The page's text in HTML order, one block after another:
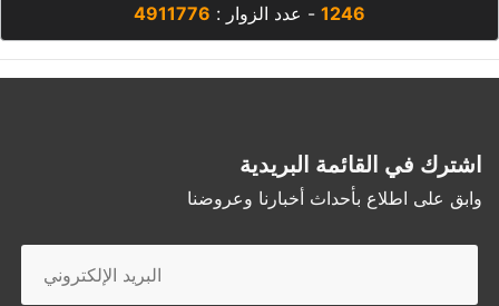
1246 - عدد الزوار : 4911776
اشترك في القائمة البريدية
وابق على اطلاع بأحداث أخبارنا وعروضنا